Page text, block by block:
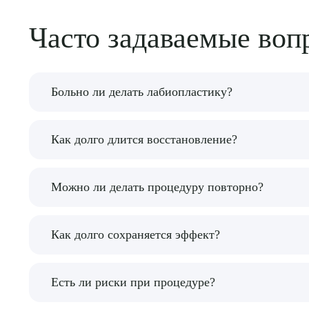
Часто задаваемые
Больно ли делать лабиопластику?
Процедура проходит под местной анестезией,
Как долго длится восстановление?
Основные отеки проходят за 1-2 недели,
Можно ли делать процедуру повторно?
При необходимости коррекцию можно
Как долго сохраняется эффект?
Результат операции является постоянным, так
Есть ли риски при процедуре?